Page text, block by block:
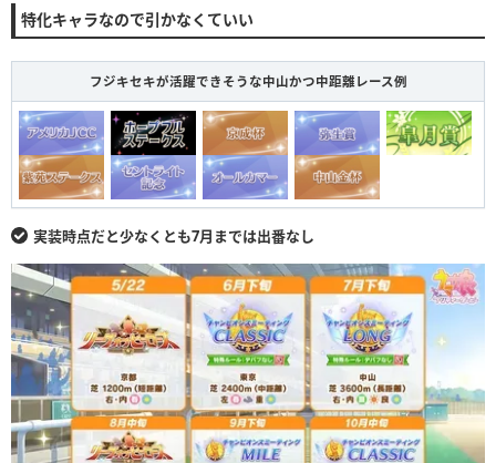
特化キャラなので引かなくていい
フジキセキが活躍できそうな中山かつ中距離レース例
実装時点だと少なくとも7月までは出番なし